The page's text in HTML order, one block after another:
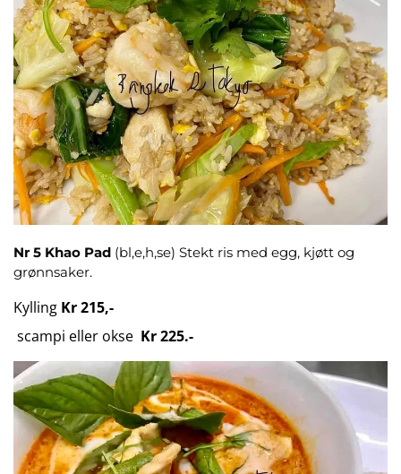
Nr 5 Khao Pad (bl,e,h,se) Stekt ris med egg, kjøtt og
grønnsaker.
Kylling Kr 215,-
scampi eller okse Kr 225.-